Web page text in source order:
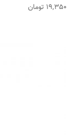
19,350 تومان